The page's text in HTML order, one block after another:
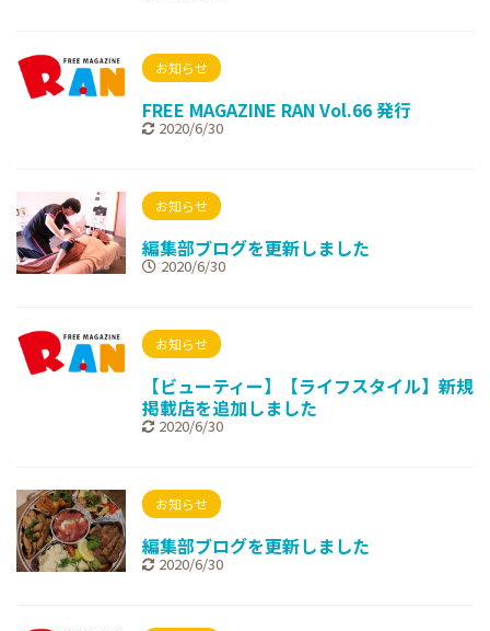
お知らせ
FREE MAGAZINE RAN Vol.66 発行
2020/6/30
お知らせ
編集部ブログを更新しました
2020/6/30
お知らせ
【ビューティー】【ライフスタイル】新規
掲載店を追加しました
2020/6/30
お知らせ
編集部ブログを更新しました
2020/6/30